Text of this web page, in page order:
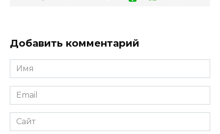
Добавить комментарий
Имя
*
Email
*
Сайт